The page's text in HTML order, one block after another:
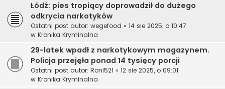
Łódź: pies tropiący doprowadził do dużego
odkrycia narkotyków
Ostatni post autor: wegefood « 14 sie 2025, o 10:47
w Kronika Kryminalna
29-latek wpadł z narkotykowym magazynem.
Policja przejęła ponad 14 tysięcy porcji
Ostatni post autor: Roni521 « 12 sie 2025, o 09:01
w Kronika Kryminalna